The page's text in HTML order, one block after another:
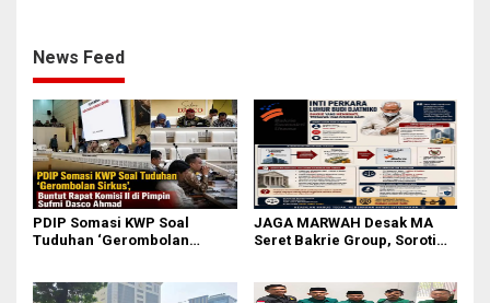
News Feed
PDIP Somasi KWP Soal
Tuduhan ‘Gerombolan
Ahmad
JAGA MARWAH Desak MA
Seret Bakrie Group, Soroti